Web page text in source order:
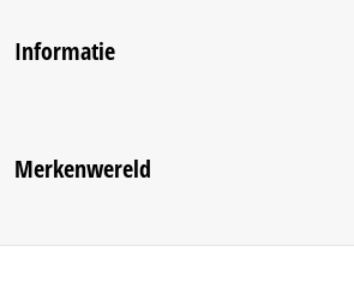
Informatie
Merkenwereld